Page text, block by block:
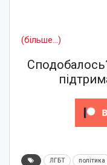
(більше…)
ЛГБТ політика